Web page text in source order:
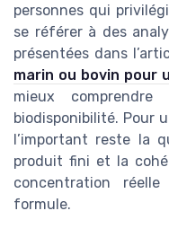
personnes qui
se référer à des
présentées dans
marin ou bovin pour
mieux
biodisponibilité. Pour
l’important reste la
produit fini et la
concentration
formule.